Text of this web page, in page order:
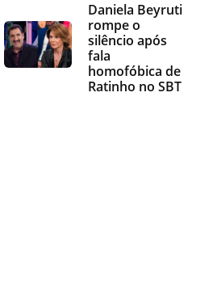
Daniela Beyruti
rompe o
silêncio após
fala
homofóbica de
Ratinho no SBT